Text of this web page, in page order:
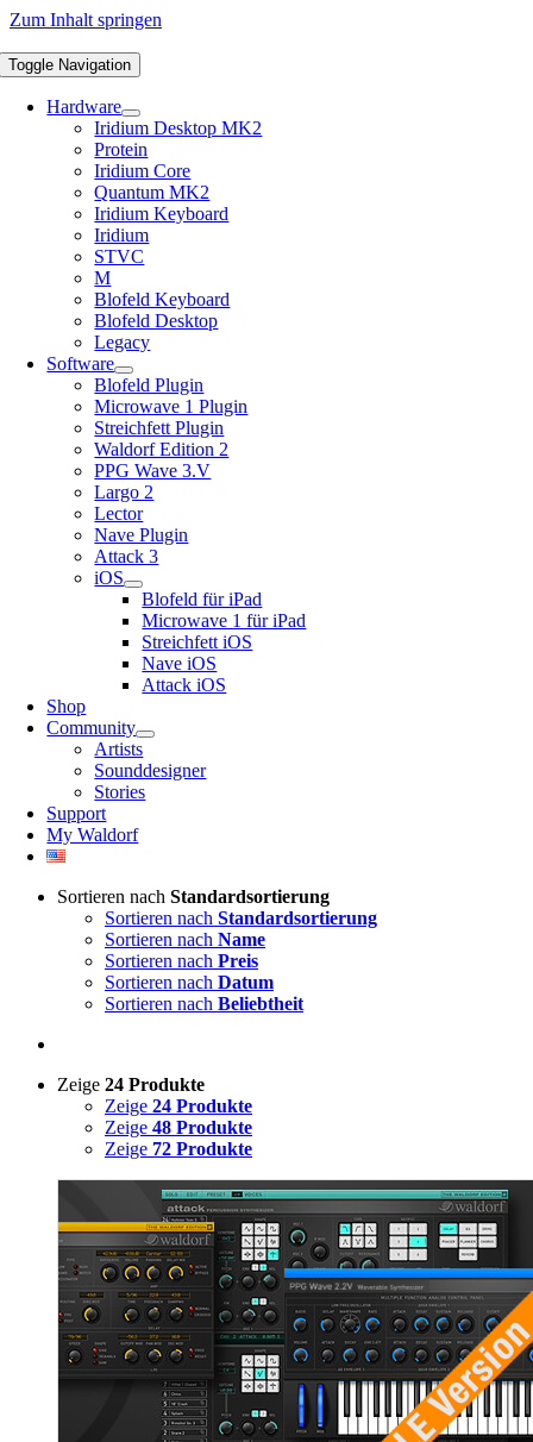
Zum Inhalt springen
Toggle Navigation
Hardware
Iridium Desktop MK2
Protein
Iridium Core
Quantum MK2
Iridium Keyboard
Iridium
STVC
M
Blofeld Keyboard
Blofeld Desktop
Legacy
Software
Blofeld Plugin
Microwave 1 Plugin
Streichfett Plugin
Waldorf Edition 2
PPG Wave 3.V
Largo 2
Lector
Nave Plugin
Attack 3
iOS
Blofeld für iPad
Microwave 1 für iPad
Streichfett iOS
Nave iOS
Attack iOS
Shop
Community
Artists
Sounddesigner
Stories
Support
My Waldorf
Sortieren nach Standardsortierung
Sortieren nach Standardsortierung
Sortieren nach Name
Sortieren nach Preis
Sortieren nach Datum
Sortieren nach Beliebtheit
Zeige 24 Produkte
Zeige 24 Produkte
Zeige 48 Produkte
Zeige 72 Produkte